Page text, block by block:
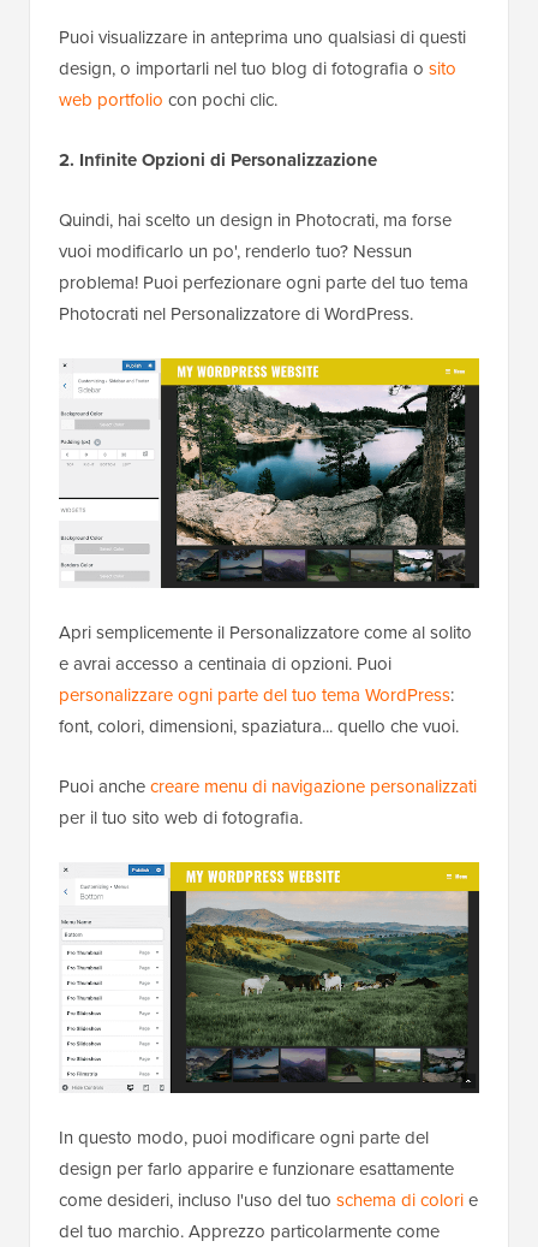
Puoi visualizzare in anteprima uno qualsiasi di questi
design, o importarli nel tuo blog di fotografia o sito
web portfolio con pochi clic.
2. Infinite Opzioni di Personalizzazione
Quindi, hai scelto un design in Photocrati, ma forse
vuoi modificarlo un po', renderlo tuo? Nessun
problema! Puoi perfezionare ogni parte del tuo tema
Photocrati nel Personalizzatore di WordPress.
Apri semplicemente il Personalizzatore come al solito
e avrai accesso a centinaia di opzioni. Puoi
personalizzare ogni parte del tuo tema WordPress:
font, colori, dimensioni, spaziatura... quello che vuoi.
Puoi anchecreare menu di navigazione personalizzati
per il tuo sito web di fotografia.
In questo modo, puoi modificare ogni parte del
design per farlo apparire e funzionare esattamente
come desideri, incluso l'uso del tuo schema di colorie
del tuo marchio. Apprezzo particolarmente come